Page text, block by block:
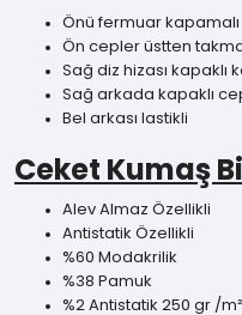
Önü fermuar kapamalı
Ön cepler üstten
Sağ diz hizası kapaklı
Sağ arkada kapaklı
Bel arkası lastikli
Ceket Kumaş
Alev Almaz Özellikli
Antistatik Özellikli
%60 Modakrilik
%38 Pamuk
%2 Antistatik 250 gr /m²